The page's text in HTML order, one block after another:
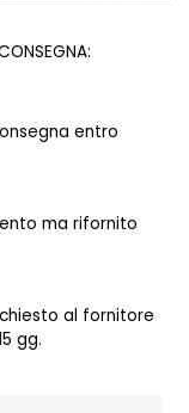
entro
ma rifornito
al fornitore
gg.